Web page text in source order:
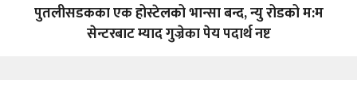
पुतलीसडकका एक होस्टेलको भान्सा बन्द, न्यु रोडको म:म
सेन्टरबाट म्याद गुज्रेका पेय पदार्थ नष्ट